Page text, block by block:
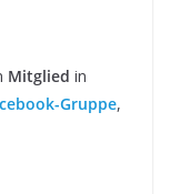
Mitglied in
Gruppe,